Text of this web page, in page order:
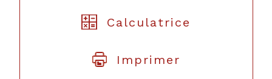
Calculatrice
Imprimer